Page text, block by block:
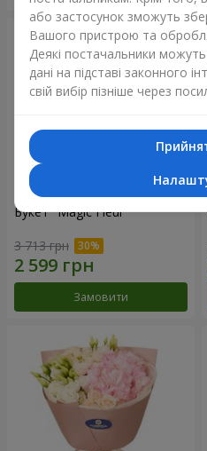
Букет "Magic Fleur"
3 713 грн
Замовити
або застосунок зможуть
Вашого пристрою та
Деякі постачальники
дані на підставі законного
свій вибір пізніше через